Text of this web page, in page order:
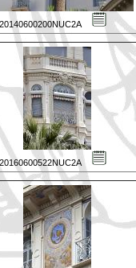
20140600200NUC2A
20160600522NUC2A